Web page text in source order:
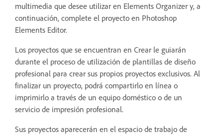
multimedia que desee utilizar en Elements Organizer y, a
continuación, complete el proyecto en Photoshop
Elements Editor.
Los proyectos que se encuentran en Crear le guiarán
durante el proceso de utilización de plantillas de diseño
profesional para crear sus propios proyectos exclusivos. Al
finalizar un proyecto, podrá compartirlo en línea o
imprimirlo a través de un equipo doméstico o de un
servicio de impresión profesional.
Sus proyectos aparecerán en el espacio de trabajo de